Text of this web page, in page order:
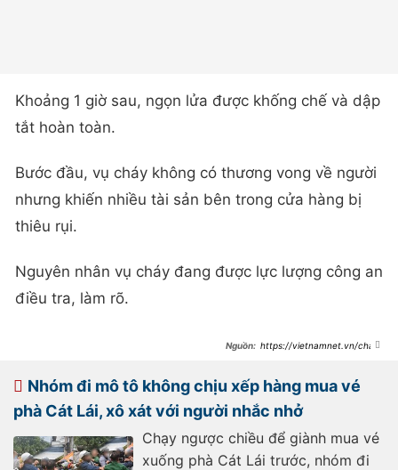
Khoảng 1 giờ sau, ngọn lửa được khống chế và dập
tắt hoàn toàn.
Bước đầu, vụ cháy không có thương vong về người
nhưng khiến nhiều tài sản bên trong cửa hàng bị
thiêu rụi.
Nguyên nhân vụ cháy đang được lực lượng công an
điều tra, làm rõ.
https://vietnamnet.vn/chay-
Nhóm đi mô tô không chịu xếp hàng mua vé
phà Cát Lái, xô xát với người nhắc nhở
Chạy ngược chiều để giành mua vé
xuống phà Cát Lái trước, nhóm đi